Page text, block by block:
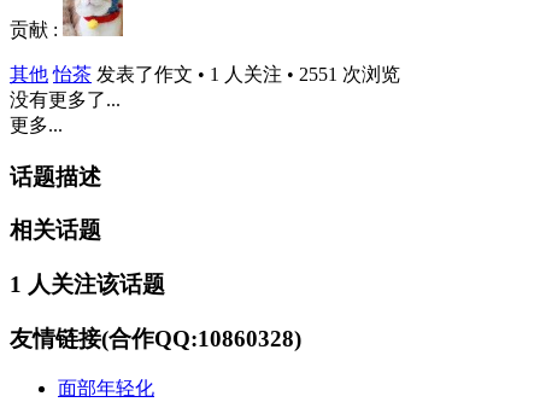
贡献 :
其他 怡茶 发表了作文 • 1 人关注 • 2551 次浏览
没有更多了...
更多...
话题描述
相关话题
1 人关注该话题
友情链接(合作QQ:10860328)
面部年轻化